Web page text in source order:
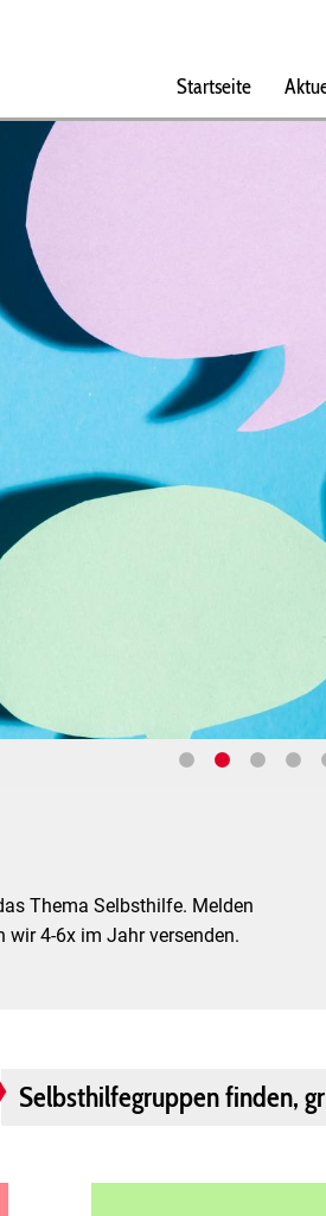
Startseite
Thema Selbsthilfe. Melden
wir 4-6x im Jahr versenden.
Selbsthilfegruppen finden,